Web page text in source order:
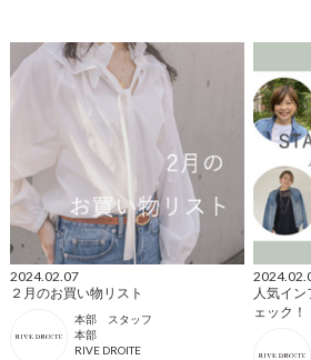
2024.02.07
２月のお買い物リスト
本部 スタッフ
本部
RIVE DROITE
人気イ
ェック！